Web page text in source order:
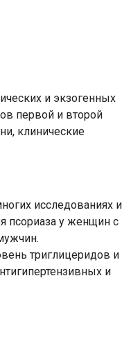
и экзогенных
первой и второй
клинические
исследованиях и
псориаза у женщин с
триглицеридов и
и